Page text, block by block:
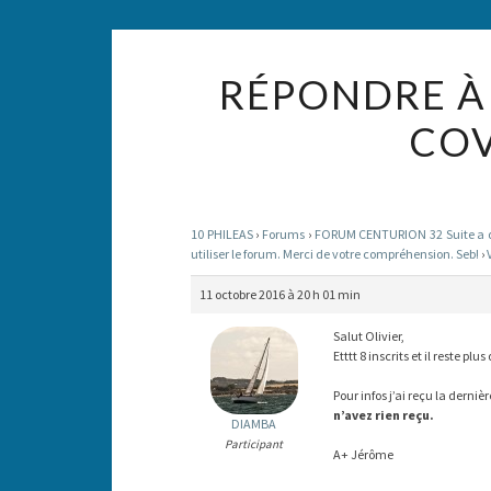
RÉPONDRE
10 PHILEAS › Forums › FORUM CENTURION 32
utiliser le forum. Merci de votre compréhension. Seb! ›
11 octobre 2016 à 20 h 01 min
DIAMBA
Participant
Salut Olivier,
Etttt 8 inscrits et il reste
Pour infos j’ai reçu la
n’avez rien reçu.
A+ Jérôme